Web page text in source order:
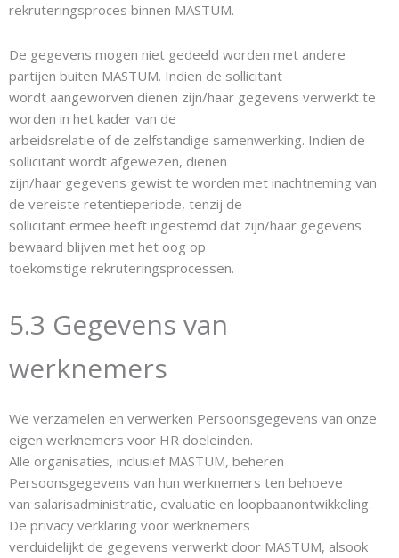
rekruteringsproces binnen MASTUM.
De gegevens mogen niet gedeeld worden met andere
partijen buiten MASTUM. Indien de sollicitant
wordt aangeworven dienen zijn/haar gegevens verwerkt te
worden in het kader van de
arbeidsrelatie of de zelfstandige samenwerking. Indien de
sollicitant wordt afgewezen, dienen
zijn/haar gegevens gewist te worden met inachtneming van
de vereiste retentieperiode, tenzij de
sollicitant ermee heeft ingestemd dat zijn/haar gegevens
bewaard blijven met het oog op
toekomstige rekruteringsprocessen.
5.3 Gegevens van
werknemers
We verzamelen en verwerken Persoonsgegevens van onze
eigen werknemers voor HR doeleinden.
Alle organisaties, inclusief MASTUM, beheren
Persoonsgegevens van hun werknemers ten behoeve
van salarisadministratie, evaluatie en loopbaanontwikkeling.
De privacy verklaring voor werknemers
verduidelijkt de gegevens verwerkt door MASTUM, alsook